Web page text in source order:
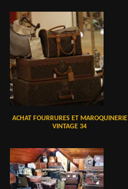
ACHAT FOURRURES ET MAROQUINERIE
VINTAGE 34